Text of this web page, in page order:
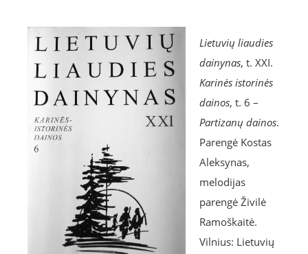
Lietuvių liaudies
dainynas, t. XXI.
Karinės istorinės
dainos, t. 6 –
Partizanų dainos.
Parengė Kostas
Aleksynas,
melodijas
parengė Živilė
Ramoškaitė.
Vilnius: Lietuvių